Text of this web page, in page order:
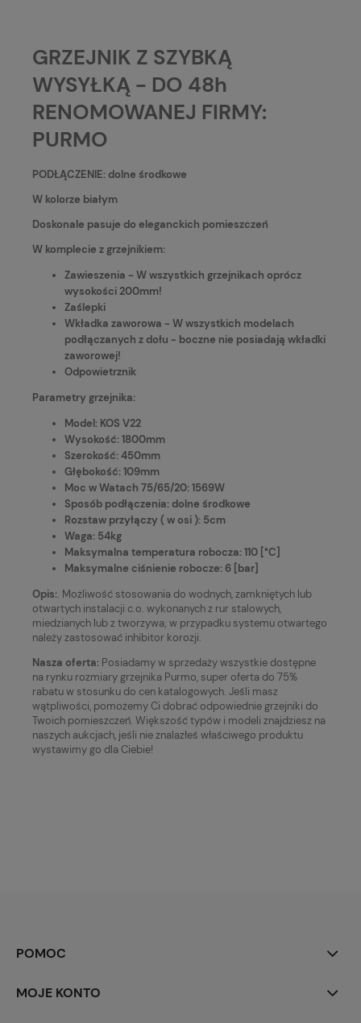
GRZEJNIK Z SZYBKĄ
WYSYŁKĄ - DO 48h
RENOMOWANEJ FIRMY:
PURMO
PODŁĄCZENIE: dolne środkowe
W kolorze białym
Doskonale pasuje do eleganckich pomieszczeń
W komplecie z grzejnikiem:
Zawieszenia - W wszystkich grzejnikach oprócz
wysokości 200mm!
Zaślepki
Wkładka zaworowa - W wszystkich modelach
podłączanych z dołu - boczne nie posiadają wkładki
zaworowej!
Odpowietrznik
Parametry grzejnika:
Model: KOS V22
Wysokość: 1800mm
Szerokość: 450mm
Głębokość: 109mm
Moc w Watach 75/65/20: 1569W
Sposób podłączenia: dolne środkowe
Rozstaw przyłączy ( w osi ): 5cm
Waga: 54kg
Maksymalna temperatura robocza: 110 [°C]
Maksymalne ciśnienie robocze: 6 [bar]
Opis:. Możliwość stosowania do wodnych, zamkniętych lub
otwartych instalacji c.o. wykonanych z rur stalowych,
miedzianych lub z tworzywa; w przypadku systemu otwartego
należy zastosować inhibitor korozji.
Nasza oferta: Posiadamy w sprzedaży wszystkie dostępne
na rynku rozmiary grzejnika Purmo, super oferta do 75%
rabatu w stosunku do cen katalogowych. Jeśli masz
wątpliwości, pomożemy Ci dobrać odpowiednie grzejniki do
Twoich pomieszczeń. Większość typów i modeli znajdziesz na
naszych aukcjach, jeśli nie znalazłeś właściwego produktu
wystawimy go dla Ciebie!
POMOC
MOJE KONTO